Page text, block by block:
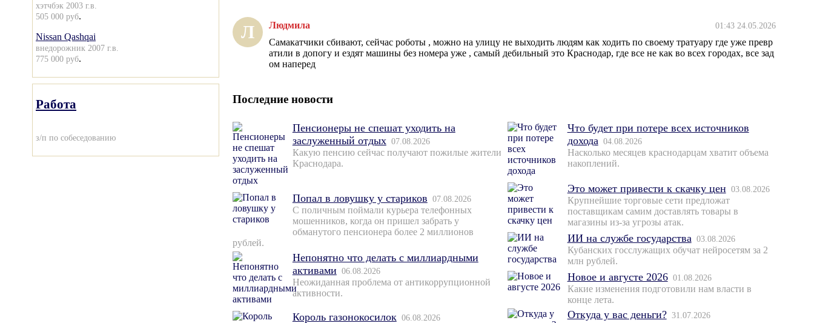
хэтчбэк 2003 г.в.
505 000 руб.
Nissan Qashqai
внедорожник 2007 г.в.
775 000 руб.
Работа
з/п по собеседованию
Л Людмила 01:43 24.05.2026
Самакатчики сбивают, сейчас роботы , можно на улицу не выходить людям как ходить по своему тратуару где уже превр
атили в допогу и ездят машины без номера уже , самый дебильный это Краснодар, где все не как во всех городах, все зад
ом наперед
Последние новости
Пенсионеры не спешат уходить на
заслуженный отдых 07.08.2026
Какую пенсию сейчас получают пожилые жители
Краснодара.
Попал в ловушку у стариков 07.08.2026
С поличным поймали курьера телефонных
мошенников, когда он пришел забрать у
обманутого пенсионера более 2 миллионов
рублей.
Непонятно что делать с миллиардными
активами 06.08.2026
Неожиданная проблема от антикоррупционной
активности.
Король газонокосилок 06.08.2026
Что будет при потере всех источников
дохода 04.08.2026
Насколько месяцев краснодарцам хватит объема
накоплений.
Это может привести к скачку цен 03.08.2026
Крупнейшие торговые сети предложат
поставщикам самим доставлять товары в
магазины из-за угрозы атак.
ИИ на службе государства 03.08.2026
Кубанских госслужащих обучат нейросетям за 2
млн рублей.
Новое и августе 2026 01.08.2026
Какие изменения подготовили нам власти в
конце лета.
Откуда у вас деньги? 31.07.2026